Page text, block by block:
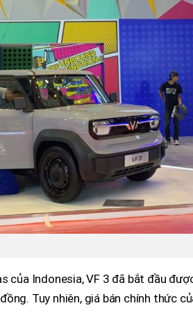
của Indonesia, VF 3 đã bắt đầu
Tuy nhiên, giá bán chính thức